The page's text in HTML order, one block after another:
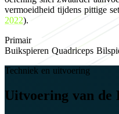
vermoeidheid tijdens pittige
2022).
Primair
Buikspieren Quadriceps
Techniek en uitvoering
Uitvoering van de